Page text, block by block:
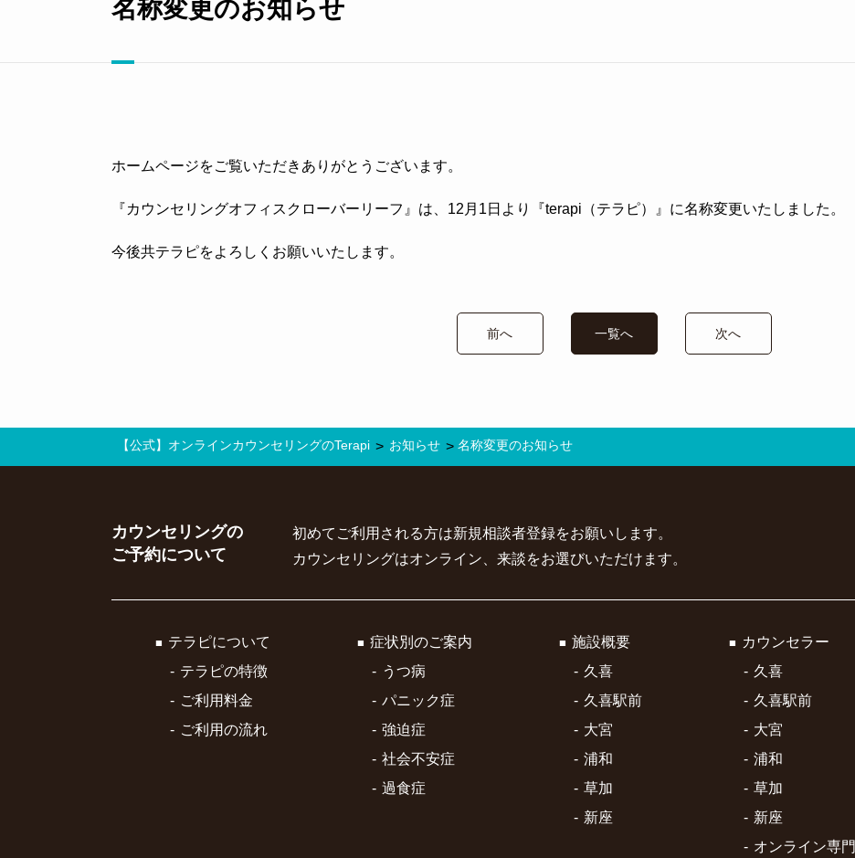
名称変更のお知らせ
ホームページをご覧いただきありがとうございます。
『カウンセリングオフィスクローバーリーフ』は、12月1日より『terapi（テラピ）』に名称変更いたしました。
今後共テラピをよろしくお願いいたします。
前へ 一覧へ 次へ
【公式】オンラインカウンセリングのTerapi > お知らせ > 名称変更のお知らせ
カウンセリングの
ご予約について
初めてご利用される方は新規相談者登録をお願いします。
カウンセリングはオンライン、来談をお選びいただけます。
テラピについて
テラピの特徴
ご利用料金
ご利用の流れ
症状別のご案内
うつ病
パニック症
強迫症
社会不安症
過食症
施設概要
久喜
久喜駅前
大宮
浦和
草加
新座
カウンセラー
久喜
久喜駅前
大宮
浦和
草加
新座
オンライン専門